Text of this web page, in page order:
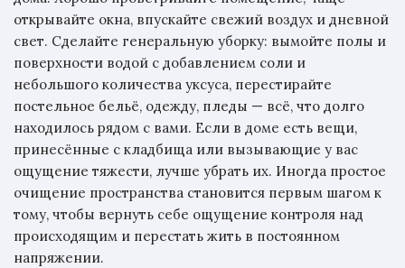
открывайте окна, впускайте свежий воздух и дневной
свет. Сделайте генеральную уборку: вымойте полы и
поверхности водой с добавлением соли и
небольшого количества уксуса, перестирайте
постельное бельё, одежду, пледы — всё, что долго
находилось рядом с вами. Если в доме есть вещи,
принесённые с кладбища или вызывающие у вас
ощущение тяжести, лучше убрать их. Иногда простое
очищение пространства становится первым шагом к
тому, чтобы вернуть себе ощущение контроля над
происходящим и перестать жить в постоянном
напряжении.